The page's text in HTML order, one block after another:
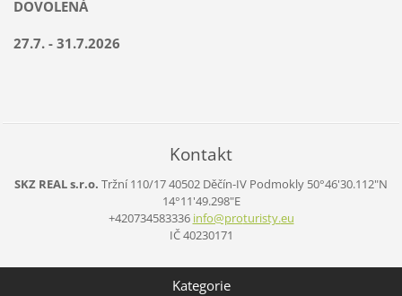
DOVOLENÁ
27.7. - 31.7.2026
Kontakt
SKZ REAL s.r.o. Tržní 110/1740502 Děčín-IV Podmokly 50°46'30.112"N
14°11'49.298"E
+420734583336 info@proturisty.eu
IČ 40230171
Kategorie